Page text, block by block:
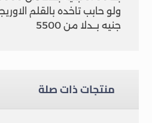
جنيه بــدلا من 5500
منتجات ذات صلة